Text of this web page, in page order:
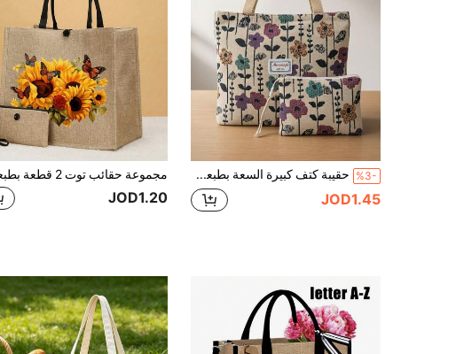
%3- حقيبة كتف كبيرة السعة بطبعة زهرية مع سحاب ومحفظة نقود متطابقة، مناسبة للعمل والمدرسة والتنقل أو الاستخدام اليومي العادي
JOD1.45
JOD1.20